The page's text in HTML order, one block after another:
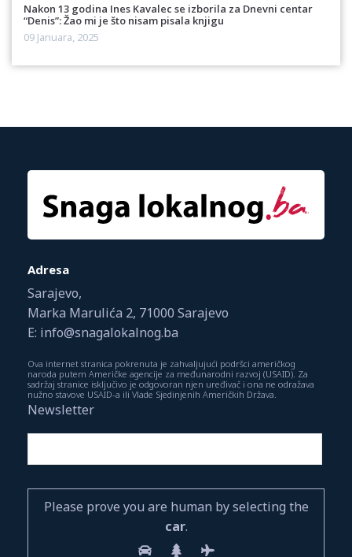
Nakon 13 godina Ines Kavalec se izborila za Dnevni centar
“Denis”: Žao mi je što nisam pisala knjigu
09 Januara, 2025
Adresa
Sarajevo,
Marka Marulića 2, 71000 Sarajevo
E: info@snagalokalnog.ba
Ova internet stranica pokrenuta je zahvaljujući podršci američkog
naroda putem Američke agencije za međunarodni razvoj (USAID). Za
sadržaj stranice isključivo je odgovoran njen uređivač i ona ne odražava
nužno stavove USAID-a ili Vlade Sjedinjenih Američkih Država.
Newsletter
Please prove you are human by selecting the
car.